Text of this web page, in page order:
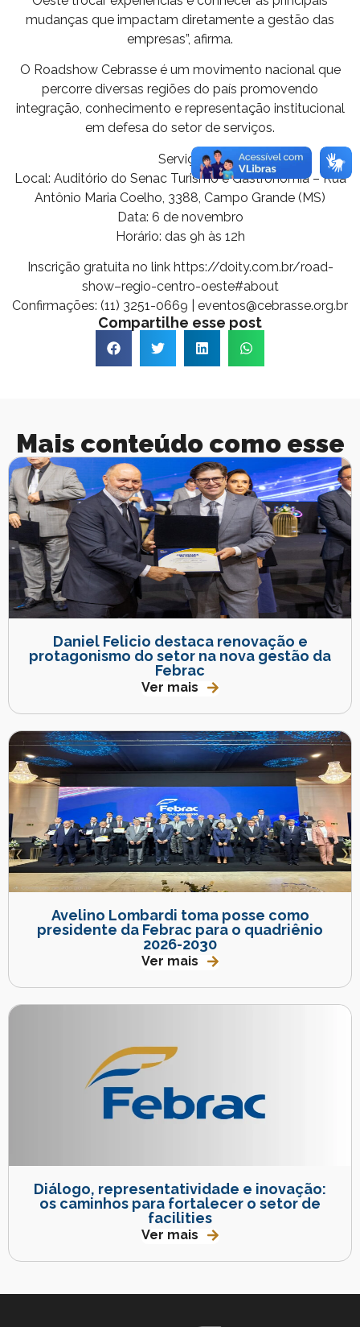
mudanças que impactam diretamente a gestão das
empresas”, afirma.
O Roadshow Cebrasse é um movimento nacional que
percorre diversas regiões do país promovendo
integração, conhecimento e representação institucional
em defesa do setor de serviços.
Serviço
Local: Auditório do Senac Turismo e Gastronomia – Rua
Antônio Maria Coelho, 3388, Campo Grande (MS)
Data: 6 de novembro
Horário: das 9h às 12h
Inscrição gratuita no link https://doity.com.br/road-
show–regio-centro-oeste#about
Confirmações: (11) 3251-0669 | eventos@cebrasse.org.br
Compartilhe esse post
Mais conteúdo como esse
Daniel Felicio destaca renovação e
protagonismo do setor na nova gestão da
Febrac
Ver mais
Avelino Lombardi toma posse como
presidente da Febrac para o quadriênio
2026-2030
Ver mais
Diálogo, representatividade e inovação:
os caminhos para fortalecer o setor de
facilities
Ver mais